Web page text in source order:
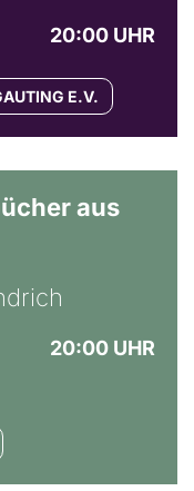
20:00 UHR
E.V.
aus
20:00 UHR